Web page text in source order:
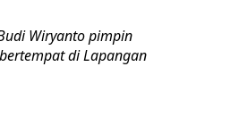
Wiryanto pimpin
di Lapangan